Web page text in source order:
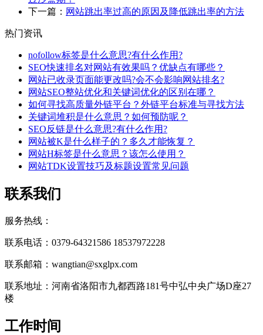
下一篇： 网站跳出率过高的原因及降低跳出率的方法
热门资讯
nofollow标签是什么意思?有什么作用?
SEO快速排名对网站有效果吗？优缺点有哪些？
网站已收录页面能更改吗?会不会影响网站排名?
网站SEO整站优化和关键词优化的区别在哪？
如何寻找高质量外链平台？外链平台标准与寻找方法
关键词堆积是什么意思？如何预防呢？
SEO反链是什么意思?有什么作用?
网站被K是什么样子的？多久才能恢复？
网站H标签是什么意思？该怎么使用？
网站TDK设置技巧及标题设置常见问题
联系我们
服务热线：
联系电话：0379-64321586 18537972228
联系邮箱：wangtian@sxglpx.com
联系地址：河南省洛阳市九都西路181号中弘中央广场D座27
楼
工作时间